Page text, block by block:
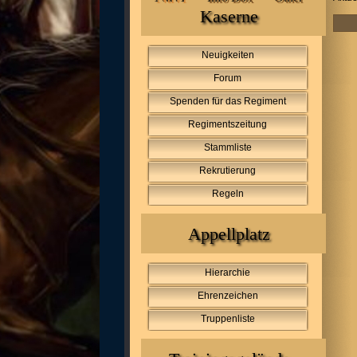
Kaserne
Neuigkeiten
Forum
Spenden für das Regiment
Regimentszeitung
Stammliste
Rekrutierung
Regeln
Appellplatz
Hierarchie
Ehrenzeichen
Truppenliste